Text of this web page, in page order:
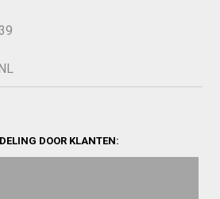
DOOR KLANTEN: